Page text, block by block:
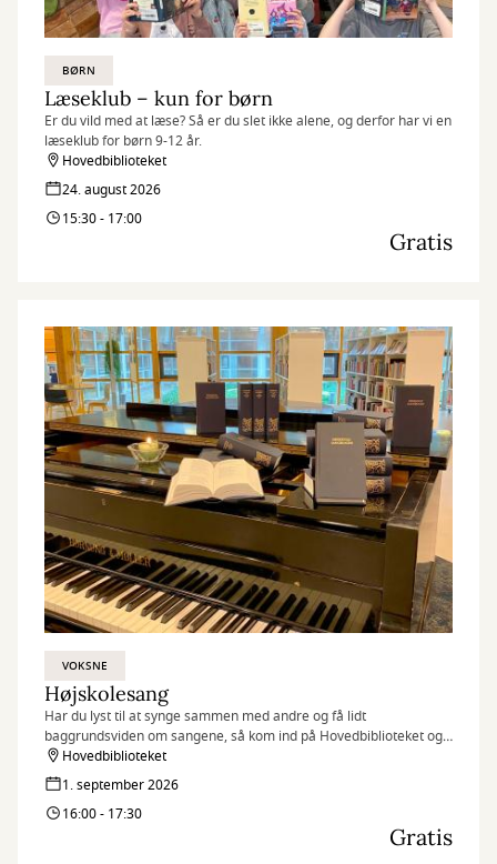
BØRN
Læseklub – kun for børn
Er du vild med at læse? Så er du slet ikke alene, og derfor har vi en
læseklub for børn 9-12 år.
Hovedbiblioteket
24. august 2026
15:30 - 17:00
Gratis
VOKSNE
Højskolesang
Har du lyst til at synge sammen med andre og få lidt
baggrundsviden om sangene, så kom ind på Hovedbiblioteket og
vær med.
Hovedbiblioteket
1. september 2026
16:00 - 17:30
Gratis